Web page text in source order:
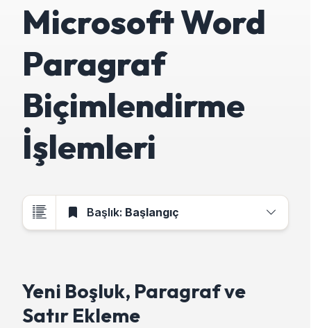
Microsoft Word
Paragraf
Biçimlendirme
İşlemleri
Başlık: Başlangıç
Yeni Boşluk, Paragraf ve
Satır Ekleme